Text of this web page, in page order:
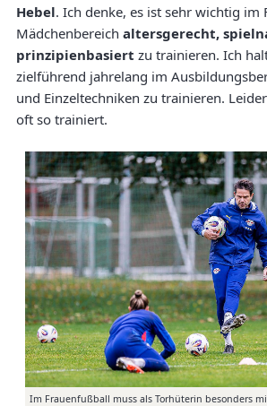
Hebel. Ich denke, es ist sehr wichtig im
Mädchenbereich altersgerecht,
prinzipienbasiert zu trainieren. Ich
zielführend jahrelang im
und Einzeltechniken zu trainieren.
oft so trainiert.
Im Frauenfußball muss als Torhüterin besonders